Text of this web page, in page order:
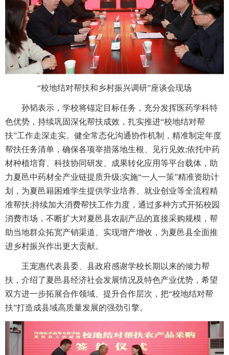
“校地结对帮扶和乡村振兴调研”座谈会现场
孙韬表示，学校将锚定目标任务，充分发挥医药学科特
色优势，持续巩固深化帮扶成效，扎实推进“校地结对帮
扶”工作走深走实。健全常态化沟通协作机制，精准制定年度
帮扶任务清单，确保各项举措落地生根、见行见效;依托中药
材种植培育、科技协同研发、成果转化应用等平台载体，助
力夏邑中药材全产业链提质升级;实施“一人一策”精准资助计
划，为夏邑籍困难学生提供学业培养、就业创业等全流程精
准帮扶;持续加大消费帮扶工作力度，通过多种方式开拓校园
消费市场，不断扩大对夏邑县农副产品的直接采购规模，帮
助当地群众拓宽产销渠道、实现增产增收，为夏邑县全面推
进乡村振兴作出更大贡献。
王宠惠代表县委、县政府感谢学校长期以来的倾力帮
扶，介绍了夏邑县经济社会发展情况及特色产业优势，希望
双方进一步拓展合作领域、提升合作层次，把“校地结对帮
扶”打造成县域高质量发展的强劲引擎。